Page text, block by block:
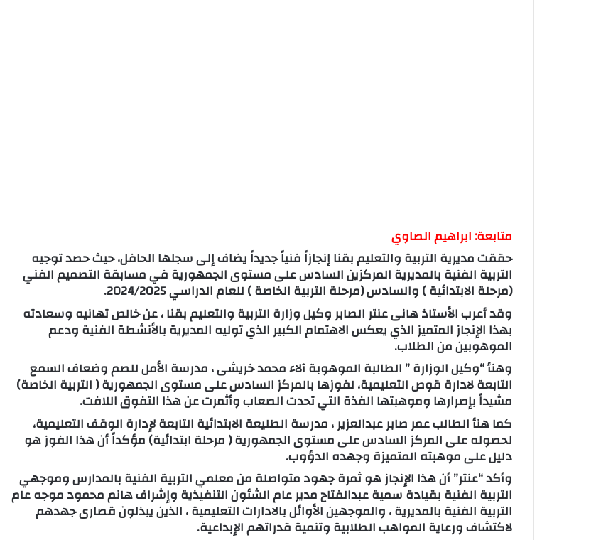
متابعة: ابراهيم الصاوي
حققت مديرية التربية والتعليم بقنا إنجازاً فنياً جديداً يضاف إلى سجلها الحافل، حيث حصد توجيه
التربية الفنية بالمديرية المركزين السادس على مستوى الجمهورية في مسابقة التصميم الفني
(مرحلة الابتدائية ) والسادس (مرحلة التربية الخاصة ) للعام الدراسي 2024/2025.
وقد أعرب الأستاذ هانى عنتر الصابر وكيل وزارة التربية والتعليم بقنا ، عن خالص تهانيه وسعادته
بهذا الإنجاز المتميز الذي يعكس الاهتمام الكبير الذي توليه المديرية بالأنشطة الفنية ودعم
الموهوبين من الطلاب.
وهنأ “وكيل الوزارة ” الطالبة الموهوبة آلاء محمد خريشى ، مدرسة الأمل للصم وضعاف السمع
التابعة لادارة قوص التعليمية، لفوزها بالمركز السادس على مستوى الجمهورية ( التربية الخاصة)
مشيداً بإصرارها وموهبتها الفذة التي تحدت الصعاب وأثمرت عن هذا التفوق اللافت.
كما هنأ الطالب عمر صابر عبدالعزير ، مدرسة الطليعة الابتدائية التابعة لإدارة الوقف التعليمية،
لحصوله على المركز السادس على مستوى الجمهورية ( مرحلة ابتدائية) مؤكداً أن هذا الفوز هو
دليل على موهبته المتميزة وجهده الدؤوب.
وأكد “عنتر” أن هذا الإنجاز هو ثمرة جهود متواصلة من معلمي التربية الفنية بالمدارس وموجهي
التربية الفنية بقيادة سمية عبدالفتاح مدير عام الشئون التنفيذية وإشراف هانم محمود موجه عام
التربية الفنية بالمديرية ، والموجهين الأوائل بالادارات التعليمية ، الذين يبذلون قصارى جهدهم
لاكتشاف ورعاية المواهب الطلابية وتنمية قدراتهم الإبداعية.